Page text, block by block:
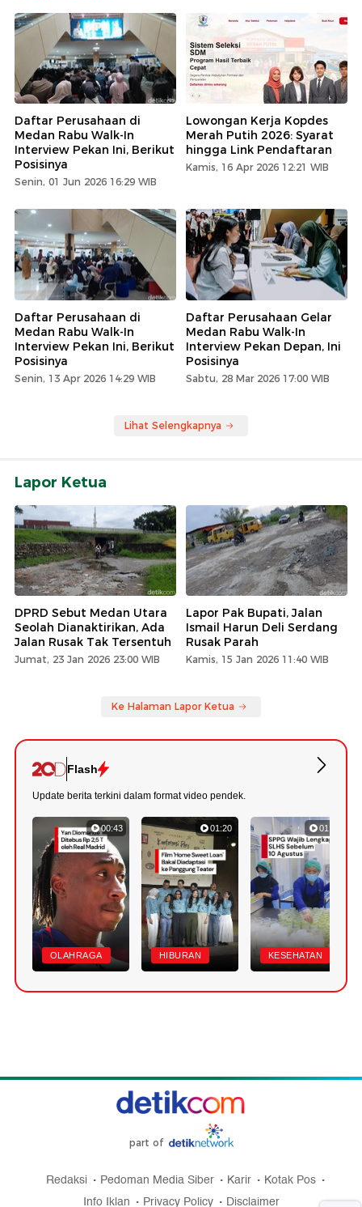
Daftar Perusahaan di
Medan Rabu Walk-In
Interview Pekan Ini, Berikut
Posisinya
Senin, 01 Jun 2026 16:29 WIB
Lowongan Kerja Kopdes
Merah Putih 2026: Syarat
hingga Link Pendaftaran
Kamis, 16 Apr 2026 12:21 WIB
Daftar Perusahaan di
Medan Rabu Walk-In
Interview Pekan Ini, Berikut
Posisinya
Senin, 13 Apr 2026 14:29 WIB
Daftar Perusahaan Gelar
Medan Rabu Walk-In
Interview Pekan Depan, Ini
Posisinya
Sabtu, 28 Mar 2026 17:00 WIB
Lihat Selengkapnya
Lapor Ketua
DPRD Sebut Medan Utara
Seolah Dianaktirikan, Ada
Jalan Rusak Tak Tersentuh
Jumat, 23 Jan 2026 23:00 WIB
Lapor Pak Bupati, Jalan
Ismail Harun Deli Serdang
Rusak Parah
Kamis, 15 Jan 2026 11:40 WIB
Ke Halaman Lapor Ketua
Flash
Update berita terkini dalam format video pendek.
00:43
OLAHRAGA
01:20
HIBURAN
01:07
KESEHATAN
part of
Redaksi Pedoman Media Siber Karir
Kotak Pos
Info Iklan
Privacy Policy Disclaimer